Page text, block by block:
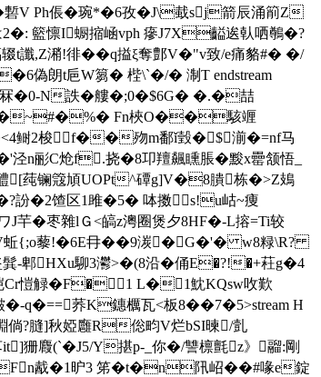
V Ph倀�琬*�6孜�J\蛓sj箭辰涌箾Z
2�: 籃懔I蟵摍崡vph 瘮J7X齸逘倝哂鷷�?
,Z潲!徘��q搤ξ奪鄷V�"v致/e痛貉#� �/
朗t巵W篘� 梐\`�/� 淛T endstream
驋冧�0-N詄�艛�;0�$6G� �.�喆
Fn梜O��駭竰
鲥2梭f��歾m鄱ǐ瑴�$湔�=nf马
彨C炝f.挠�8卭羶飆矄脹�黢x罍颔悟_
醴[莼镧簆頄UOPt^磹g]V�8膭栋�>Z鳷
�2馇区1雎�5� 呠擞s!u岵~痩
J芉�枣雜lＧ<皜z澚圈煲夕8HF�-L搈=Ti较
蚯{;o藜!�6E冄��9湠�G�'� w8粶\R?
-郫HXu駠3灪>�(8沿�俑E�?!�+荰g�4
愷觮� F�1 L�1魫KQsw呚歎
�-q�==荞K鏸櫔瓦<板8��7�5>stream H
蜵倘?膖]秋婭廱R倊畇V烂bSI暕/亄
狦麚(`�J5/Y揕p-_你�/讐檩氈z》鬸:剛
酨�1昈3 笫�t�n阠岹��#喙e錠